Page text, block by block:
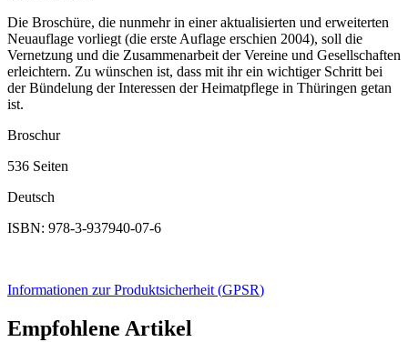
Die Broschüre, die nunmehr in einer aktualisierten und erweiterten
Neuauflage vorliegt (die erste Auflage erschien 2004), soll die
Vernetzung und die Zusammenarbeit der Vereine und Gesellschaften
erleichtern. Zu wünschen ist, dass mit ihr ein wichtiger Schritt bei
der Bündelung der Interessen der Heimatpflege in Thüringen getan
ist.
Broschur
536 Seiten
Deutsch
ISBN: 978-3-937940-07-6
Informationen zur Produktsicherheit (GPSR)
Empfohlene Artikel